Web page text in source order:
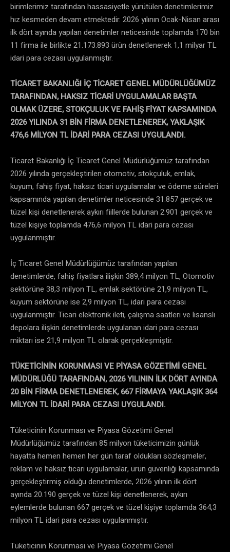
birimlerimiz tarafından hassasiyetle yürütülen denetimlerimiz
hız kesmeden devam etmektedir. 2026 yılının Ocak-Nisan arası
ilk dört ayında yapılan denetimler neticesinde toplamda 170 bin
11 firma ile birlikte 21.173.893 ürün denetlenerek 1,1 milyar TL
idari para cezası uygulanmıştır.
TİCARET BAKANLIĞI İÇ TİCARET GENEL MÜDÜRLÜĞÜMÜZ
TARAFINDAN, HAKSIZ TİCARİ UYGULAMALAR BAŞTA
OLMAK ÜZERE, STOKÇULUK VE FAHİŞ FİYAT KAPSAMINDA
2026 YILINDA 31 BİN FİRMA DENETLENEREK, YAKLAŞIK
476,6 MİLYON TL İDARİ PARA CEZASI UYGULANDI.
Ticaret Bakanlığı İç Ticaret Genel Müdürlüğümüz tarafından
2026 yılında gerçekleştirilen otomotiv, stokçuluk, emlak,
kuyum, fahiş fiyat, haksız ticari uygulamalar ve ödeme süreleri
kapsamında yapılan denetimler neticesinde 31.857 gerçek ve
tüzel kişi denetlenerek aykırı fiillerde bulunan 2.901 gerçek ve
tüzel kişiye toplamda 476,6 milyon TL idari para cezası
uygulanmıştır.
İç Ticaret Genel Müdürlüğümüz tarafından yapılan
denetimlerde, fahiş fiyatlara ilişkin 389,4 milyon TL, Otomotiv
sektörüne 38,3 milyon TL, emlak sektörüne 21,9 milyon TL,
kuyum sektörüne ise 2,9 milyon TL, idari para cezası
uygulanmıştır. Ticari elektronik ileti, çalışma saatleri ve lisanslı
depolara ilişkin denetimlerde uygulanan idari para cezası
miktarı ise 21,9 milyon TL olarak gerçekleşmiştir.
TÜKETİCİNİN KORUNMASI VE PİYASA GÖZETİMİ GENEL
MÜDÜRLÜĞÜ TARAFINDAN, 2026 YILININ İLK DÖRT AYINDA
20 BİN FİRMA DENETLENEREK, 667 FİRMAYA YAKLAŞIK 364
MİLYON TL İDARİ PARA CEZASI UYGULANDI.
Tüketicinin Korunması ve Piyasa Gözetimi Genel
Müdürlüğümüz tarafından 85 milyon tüketicimizin günlük
hayatta hemen hemen her gün taraf oldukları sözleşmeler,
reklam ve haksız ticari uygulamalar, ürün güvenliği kapsamında
gerçekleştirmiş olduğu denetimlerde, 2026 yılının ilk dört
ayında 20.190 gerçek ve tüzel kişi denetlenerek, aykırı
eylemlerde bulunan 667 gerçek ve tüzel kişiye toplamda 364,3
milyon TL idari para cezası uygulanmıştır.
Tüketicinin Korunması ve Piyasa Gözetimi Genel